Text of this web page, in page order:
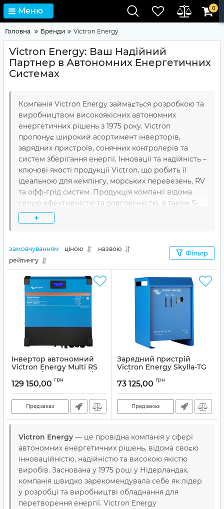
Меню 0
Головна Бренди Victron Energy
Victron Energy: Ваш Надійний
Партнер в Автономних Енергетичних
Системах
Компанія Victron Energy займається розробкою та
виробництвом високоякісних автономних
енергетичних рішень з 1975 року. Victron
пропонує широкий асортимент інверторів,
зарядних пристроїв, сонячних контролерів та
систем зберігання енергії. Інновації та надійність –
ключові якості продукції Victron, що робить її
ідеальною для кемпінгу, морських перевезень, RV
та офф-грід систем. Продукція компанії відома
своєю ефективністю та довговічністю, а також 5-
річною гарантією на всі вироби.
+
замовчуванням ціною
назвою
рейтингу
Фільтр
Інвертор автономний
Victron Energy Multi RS
Solar 48/6000/100-450/100
(6 кВА/5 кВт, 1 фаза, 3
Артикул: PMR482602020
129 150,00 грн
Предзаказ
Зарядний пристрій
Victron Energy Skylla-TG
48/25 (1) 230V
Артикул: SDTG4800251
73 125,00 грн
Предзаказ
Victron Energy — це провідна компанія у сфері
автономних енергетичних рішень, відома своєю
інноваційністю, надійністю та високою якістю
виробів. Заснована у 1975 році у Нідерландах,
компанія швидко зарекомендувала себе як лідер
у розробці та виробництві обладнання для
перетворення енергії. Victron Energy